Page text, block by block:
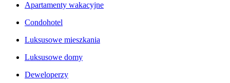
Apartamenty wakacyjne
Condohotel
Luksusowe mieszkania
Luksusowe domy
Deweloperzy